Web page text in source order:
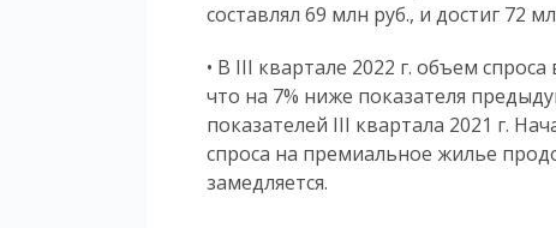
составлял 69 млн руб., и достиг 72
• В III квартале 2022 г. объем
что на 7% ниже показателя
показателей III квартала 2021 г.
спроса на премиальное жилье
замедляется.